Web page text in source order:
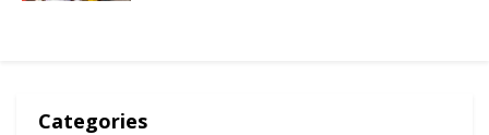
Categories